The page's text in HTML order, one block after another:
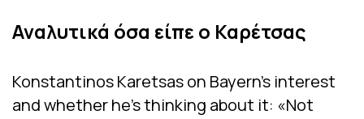
Αναλυτικά όσα είπε ο Καρέτσας
Konstantinos Karetsas on Bayern’s interest
and whether he’s thinking about it: «Not